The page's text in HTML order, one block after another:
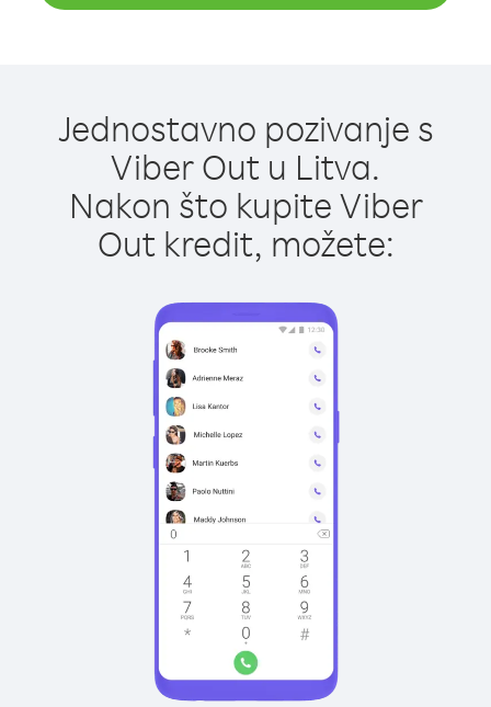
Jednostavno pozivanje s
Viber Out u Litva.
Nakon što kupite Viber
Out kredit, možete: